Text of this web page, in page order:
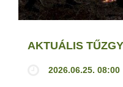
AKTUÁLIS
2026.06.25. 08:00